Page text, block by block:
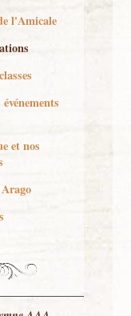
l'Amicale
et nos